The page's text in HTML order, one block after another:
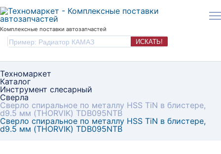
Комплексные поставки автозапчастей
ИСКАТЬ!
Техномаркет
Каталог
Инструмент слесарный
Сверла
Сверло спиральное по металлу HSS TiN в блистере,
d9.5 мм (THORVIK) TDB095NTB
Сверло спиральное по металлу HSS TiN в блистере,
d9.5 мм (THORVIK) TDB095NTB